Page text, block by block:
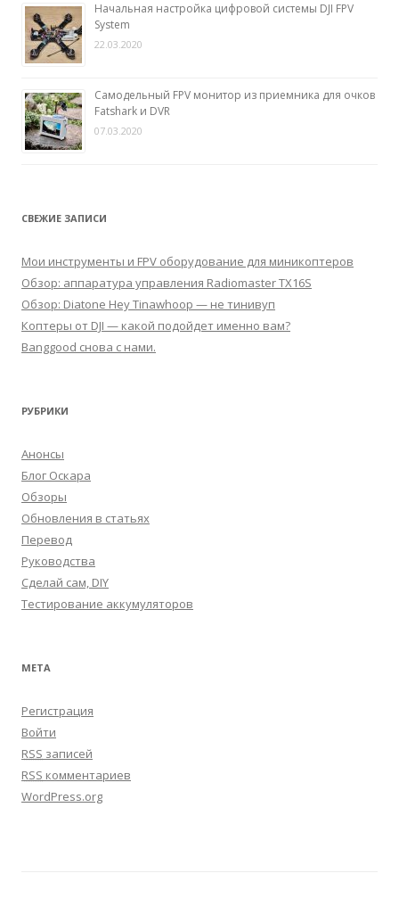
Начальная настройка цифровой системы DJI FPV
System
22.03.2020
Самодельный FPV монитор из приемника для очков
Fatshark и DVR
07.03.2020
СВЕЖИЕ ЗАПИСИ
Мои инструменты и FPV оборудование для миникоптеров
Обзор: аппаратура управления Radiomaster TX16S
Обзор: Diatone Hey Tinawhoop — не тинивуп
Коптеры от DJI — какой подойдет именно вам?
Banggood снова с нами.
РУБРИКИ
Анонсы
Блог Оскара
Обзоры
Обновления в статьях
Перевод
Руководства
Сделай сам, DIY
Тестирование аккумуляторов
МЕТА
Регистрация
Войти
RSS записей
RSS комментариев
WordPress.org